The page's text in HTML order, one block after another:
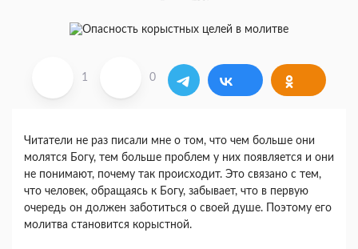
1 0
Читатели не раз писали мне о том, что чем больше они
молятся Богу, тем больше проблем у них появляется и они
не понимают, почему так происходит. Это связано с тем,
что человек, обращаясь к Богу, забывает, что в первую
очередь он должен заботиться о своей душе. Поэтому его
молитва становится корыстной.